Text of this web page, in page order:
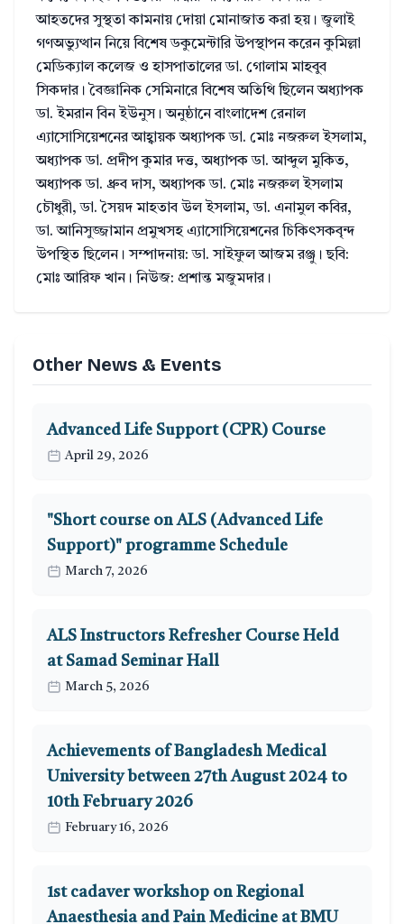
আহতদের সুস্থতা কামনায় দোয়া মোনাজাত করা হয়। জুলাই
গণঅভ্যুত্থান নিয়ে বিশেষ ডকুমেন্টারি উপস্থাপন করেন কুমিল্লা
মেডিক্যাল কলেজ ও হাসপাতালের ডা. গোলাম মাহবুব
সিকদার। বৈজ্ঞানিক সেমিনারে বিশেষ অতিথি ছিলেন অধ্যাপক
ডা. ইমরান বিন ইউনুস। অনুষ্ঠানে বাংলাদেশ রেনাল
এ্যাসোসিয়েশনের আহ্বায়ক অধ্যাপক ডা. মোঃ নজরুল ইসলাম,
অধ্যাপক ডা. প্রদীপ কুমার দত্ত, অধ্যাপক ডা. আব্দুল মুকিত,
অধ্যাপক ডা. ধ্রুব দাস, অধ্যাপক ডা. মোঃ নজরুল ইসলাম
চৌধুরী, ডা. সৈয়দ মাহতাব উল ইসলাম, ডা. এনামুল কবির,
ডা. আনিসুজ্জামান প্রমুখসহ এ্যাসোসিয়েশনের চিকিৎসকবৃন্দ
উপস্থিত ছিলেন। সম্পাদনায়: ডা. সাইফুল আজম রঞ্জু। ছবি:
মোঃ আরিফ খান। নিউজ: প্রশান্ত মজুমদার।
Other News & Events
Advanced Life Support (CPR) Course
April 29, 2026
"Short course on ALS (Advanced Life
Support)" programme Schedule
March 7, 2026
ALS Instructors Refresher Course Held
at Samad Seminar Hall
March 5, 2026
Achievements of Bangladesh Medical
University between 27th August 2024 to
10th February 2026
February 16, 2026
1st cadaver workshop on Regional
Anaesthesia and Pain Medicine at BMU